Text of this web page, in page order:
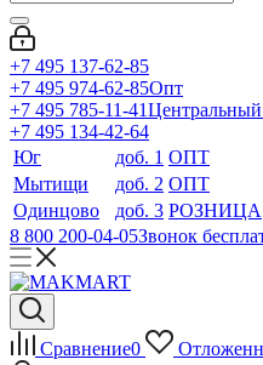
+7 495 137-62-85
+7 495 974-62-85Опт
+7 495 785-11-41
+7 495 134-42-64
Юг
доб. 1 ОПТ
Мытищи
доб. 2 ОПТ
Одинцово
доб. 3 РОЗНИЦА
8 800 200-04-05Звонок
Сравнение0